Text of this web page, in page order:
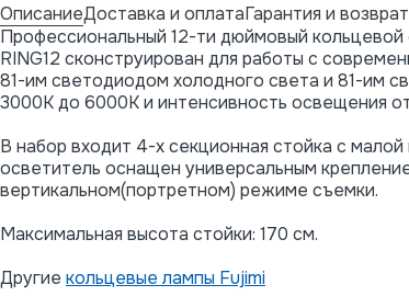
ОписаниеДоставка и оплатаГарантия и возврат
Профессиональный 12-ти дюймовый
RING12 сконструирован для работы с
81-им светодиодом холодного света и 81-им
3000К до 6000К и интенсивность освещения от
В набор входит 4-х секционная стойка с
осветитель оснащен универсальным
вертикальном(портретном) режиме съемки.
Максимальная высота стойки: 170 см.
Другие кольцевые лампы Fujimi